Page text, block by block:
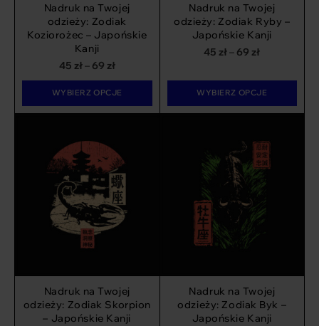
Nadruk na Twojej
odzieży: Zodiak
Koziorożec – Japońskie
Kanji
45 zł– 69 złZakres
cen:
od
45 zł
WYBIERZ OPCJE
Nadruk na Twojej
odzieży: Zodiak Ryby –
Japońskie Kanji
45 zł– 69 złZakres
od
45 zł
do
WYBIERZ OPCJE
Nadruk na Twojej
odzieży: Zodiak Skorpion
– Japońskie Kanji
Nadruk na Twojej
odzieży: Zodiak Byk –
Japońskie Kanji